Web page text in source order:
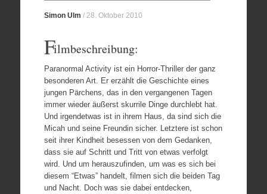
Simon Ulm / 28. Oktober 2010
Filmbeschreibung:
Paranormal Activity ist ein Horror-Thriller der ganz
besonderen Art. Er erzählt die Geschichte eines
jungen Pärchens, das in den vergangenen Tagen
immer wieder äußerst skurrile Dinge durchlebt hat.
Und irgendetwas ist in ihrem Haus, da sind sich die
Micah und seine Freundin sicher. Letztere ist schon
seit ihrer Kindheit besessen von dem Gedanken,
dass sie auf Schritt und Tritt von etwas verfolgt
wird. Und um herauszufinden, um was es sich bei
diesem “Etwas” handelt, filmen sich die beiden Tag
und Nacht. Doch was sie dabei entdecken,